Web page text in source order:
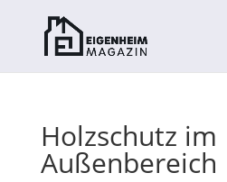
Holzschutz im
Außenbereich